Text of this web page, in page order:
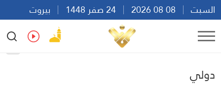
السبت
بيروت
16:29
Ar
دولي